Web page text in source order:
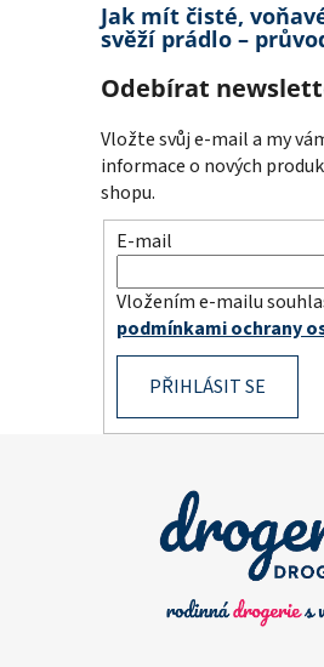
Jak mít čisté,
svěží prádlo –
Odebírat
Vložte svůj e-mail a my
informace o nových
shopu.
E-mail
Vložením e-mailu
podmínkami ochrany
PŘIHLÁSIT SE